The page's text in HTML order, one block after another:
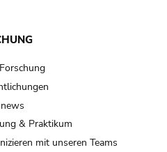
& Praktikum
mit unseren Teams